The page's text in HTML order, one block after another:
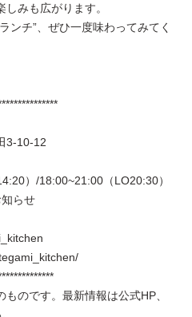
みも広がります。
ンチ”、ぜひ一度味わってみてく
3-10-12
）/18:00~21:00（LO20:30）
らせ
のです。最新情報は公式HP、